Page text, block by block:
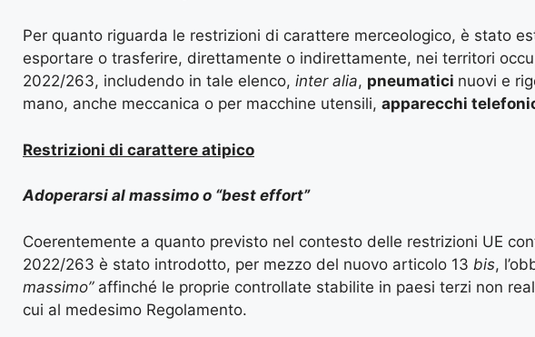
Per quanto riguarda le restrizioni di carattere merceologico, è stato
esportare o trasferire, direttamente o indirettamente, nei territori
2022/263, includendo in tale elenco, inter alia, pneumatici nuovi e
mano, anche meccanica o per macchine utensili, apparecchi
Restrizioni di carattere atipico
Adoperarsi al massimo o “best effort”
Coerentemente a quanto previsto nel contesto delle restrizioni UE
2022/263 è stato introdotto, per mezzo del nuovo articolo 13 bis,
massimo” affinché le proprie controllate stabilite in paesi terzi non
cui al medesimo Regolamento.